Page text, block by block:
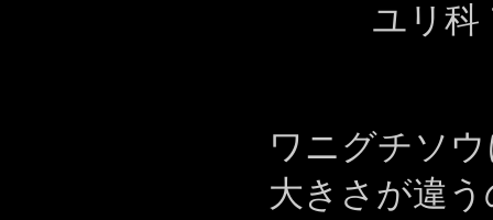
ユリ科
ワニグチソ
大きさが違